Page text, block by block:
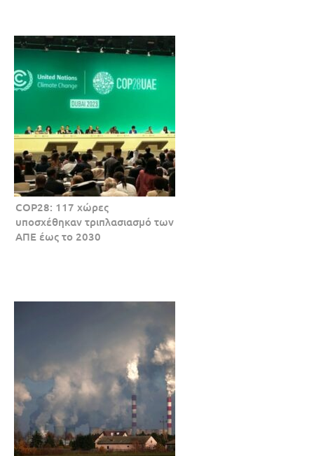
COP28: 117 χώρες
υποσχέθηκαν τριπλασιασμό των
ΑΠΕ έως το 2030